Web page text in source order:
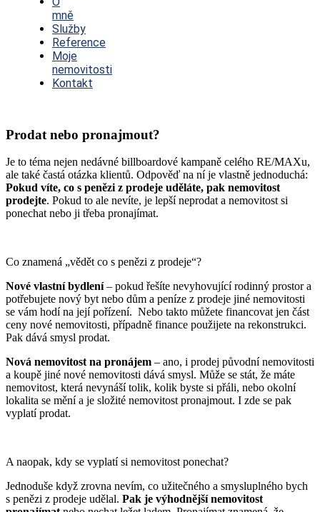
mně
Služby
Reference
Moje
nemovitosti
Kontakt
Prodat nebo pronajmout?
Je to téma nejen nedávné billboardové kampaně celého RE/MAXu,
ale také častá otázka klientů. Odpověď na ní je vlastně jednoduchá:
Pokud víte, co s penězi z prodeje uděláte, pak nemovitost
prodejte. Pokud to ale nevíte, je lepší neprodat a nemovitost si
ponechat nebo ji třeba pronajímat.
Co znamená „vědět co s penězi z prodeje“?
Nové vlastní bydlení– pokud řešíte nevyhovující rodinný prostor a
potřebujete nový byt nebo dům a peníze z prodeje jiné nemovitosti
se vám hodí na její pořízení. Nebo takto můžete financovat jen část
ceny nové nemovitosti, případně finance použijete na rekonstrukci.
Pak dává smysl prodat.
Nová nemovitost na pronájem – ano, i prodej původní nemovitosti
a koupě jiné nové nemovitosti dává smysl. Může se stát, že máte
nemovitost, která nevynáší tolik, kolik byste si přáli, nebo okolní
lokalita se mění a je složité nemovitost pronajmout. I zde se pak
vyplatí prodat.
A naopak, kdy se vyplatí si nemovitost ponechat?
Jednoduše když zrovna nevím, co užitečného a smysluplného bych
s penězi z prodeje udělal. Pak je výhodnější nemovitost